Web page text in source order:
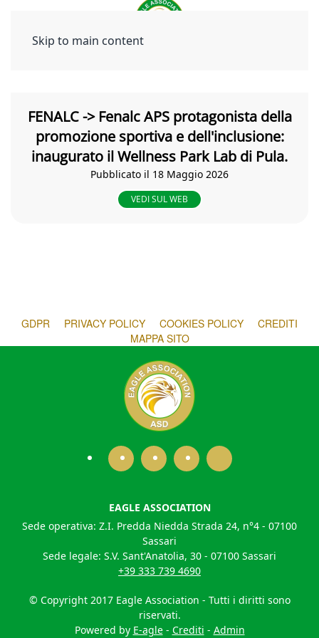
Skip to main content
FENALC -> Fenalc APS protagonista della
promozione sportiva e dell'inclusione:
inaugurato il Wellness Park Lab di Pula.
Pubblicato il 18 Maggio 2026
VEDI SUL WEB
GDPR PRIVACY POLICY COOKIES POLICY
CREDITI
MAPPA SITO
EAGLE ASSOCIATION
Sede operativa: Z.I. Predda Niedda Strada 24, n°4 - 07100
Sassari
Sede legale: S.V. Sant'Anatolia, 30 - 07100 Sassari
+39 333 739 4690
© Copyright 2017 Eagle Association - Tutti i diritti sono
riservati.
Powered by E-agle- Crediti - Admin